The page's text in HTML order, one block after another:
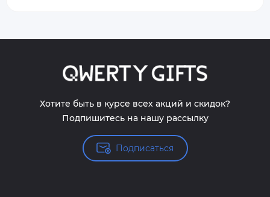
Хотите быть в курсе всех акций и скидок?
Подпишитесь на нашу рассылку
Подписаться